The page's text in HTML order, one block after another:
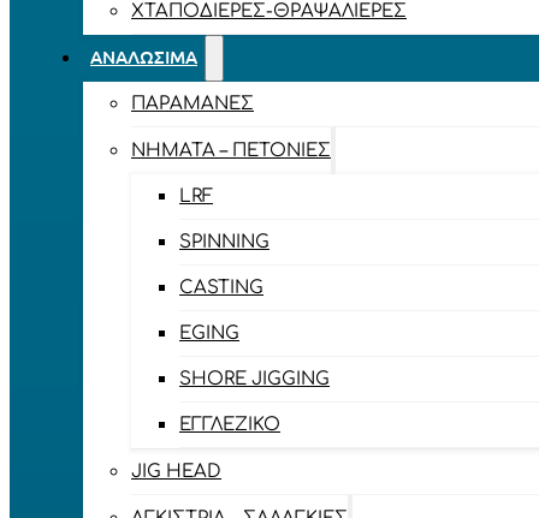
ΧΤΑΠΟΔΙΈΡΕΣ-ΘΡΑΨΑΛΙΈΡΕΣ
ΑΝΑΛΏΣΙΜΑ
ΠΑΡΑΜΆΝΕΣ
ΝΉΜΑΤΑ – ΠΕΤΟΝΙΈΣ
LRF
SPINNING
CASTING
EGING
SHORE JIGGING
ΕΓΓΛΈΖΙΚΟ
JIG HEAD